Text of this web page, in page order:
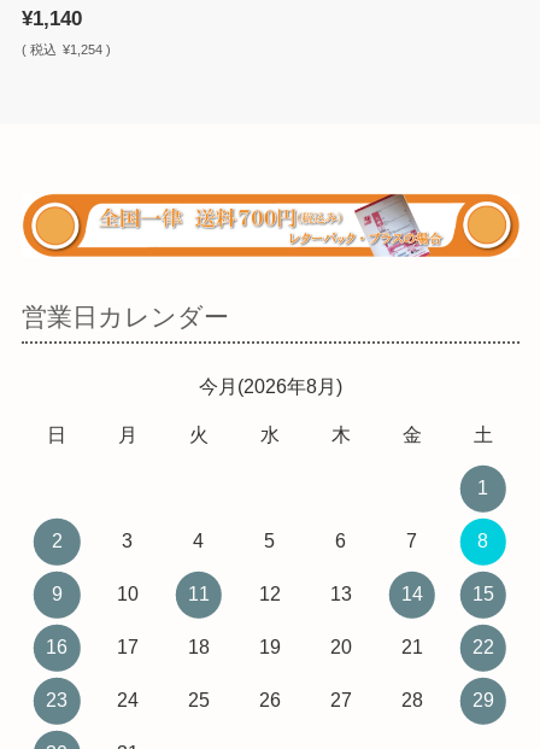
¥1,140
( 税込 ¥1,254 )
営業日カレンダー
今月(2026年8月)
日 月 火 水 木 金 土
1
2 3 4 5 6 7 8
9 10 11 12 13 14 15
16 17 18 19 20 21 22
23 24 25 26 27 28 29